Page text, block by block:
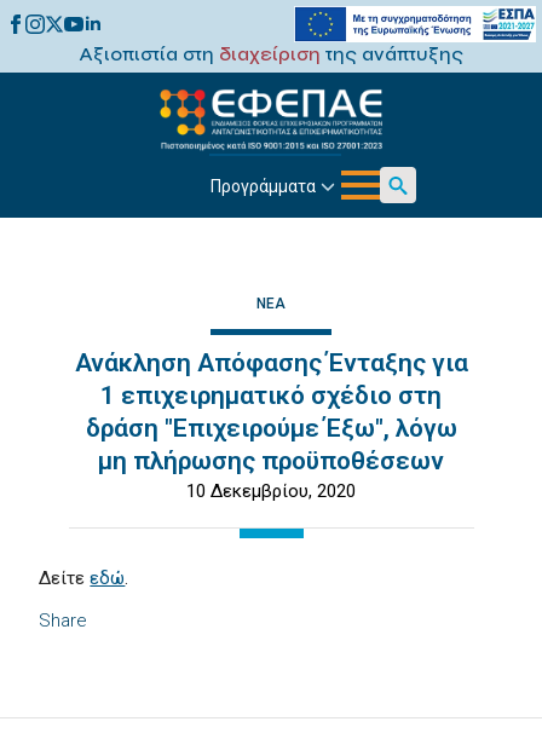
Αξιοπιστία στη διαχείριση της ανάπτυξης
Προγράμματα
Search
ΝΈΑ
Ανάκληση Απόφασης Ένταξης για
1 επιχειρηματικό σχέδιο στη
δράση "Επιχειρούμε Έξω", λόγω
μη πλήρωσης προϋποθέσεων
10 Δεκεμβρίου, 2020
Share
Δείτεεδώ.